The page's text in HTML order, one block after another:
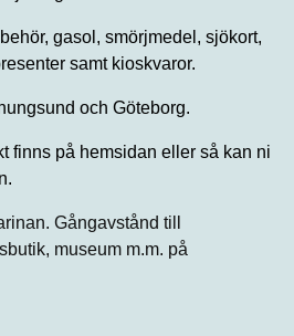
gasol, smörjmedel, sjökort,
samt kioskvaror.
och Göteborg.
finns på hemsidan eller så kan ni
Gångavstånd till
museum m.m. på